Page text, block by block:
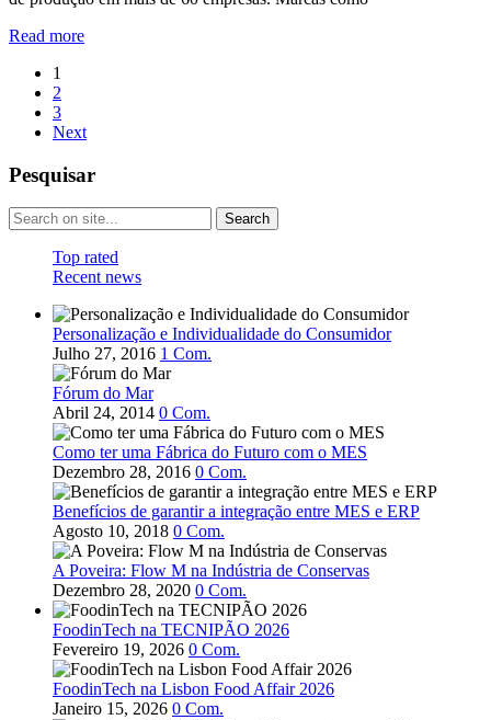
Read more
1
2
3
Next
Pesquisar
Top rated
Recent news
Personalização e Individualidade do Consumidor
Julho 27, 2016 1 Com.
Fórum do Mar
Abril 24, 2014 0 Com.
Como ter uma Fábrica do Futuro com o MES
Dezembro 28, 2016 0 Com.
Benefícios de garantir a integração entre MES e ERP
Agosto 10, 2018 0 Com.
A Poveira: Flow M na Indústria de Conservas
Dezembro 28, 2020 0 Com.
FoodinTech na TECNIPÃO 2026
Fevereiro 19, 2026 0 Com.
FoodinTech na Lisbon Food Affair 2026
Janeiro 15, 2026 0 Com.